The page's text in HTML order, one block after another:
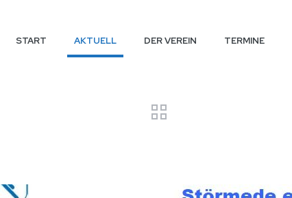
START AKTUELL DER VEREIN TERMINE